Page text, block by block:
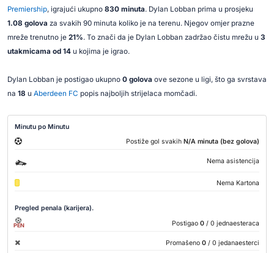
Premiership, igrajući ukupno 830 minuta. Dylan Lobban prima u prosjeku
1.08 golova za svakih 90 minuta koliko je na terenu. Njegov omjer prazne
mreže trenutno je 21%. To znači da je Dylan Lobban zadržao čistu mrežu u 3
utakmicama od 14u kojima je igrao.
Dylan Lobban je postigao ukupno 0 golova ove sezone u ligi, što ga svrstava
na 18 u Aberdeen FC popis najboljih strijelaca momčadi.
Minutu po Minutu
Postiže gol svakih N/A minuta (bez golova)
Nema asistencija
Nema Kartona
Pregled penala (karijera).
PEN Postigao 0 / 0 jednaesteraca
Promašeno 0 / 0 jedanaesterci